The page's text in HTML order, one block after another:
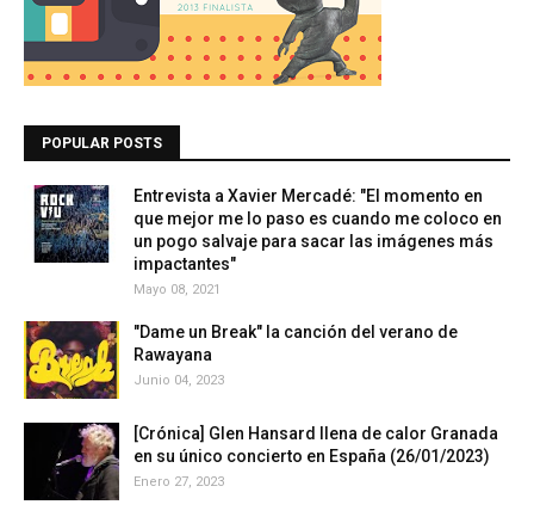
POPULAR POSTS
Entrevista a Xavier Mercadé: "El momento en
que mejor me lo paso es cuando me coloco en
un pogo salvaje para sacar las imágenes más
impactantes"
Mayo 08, 2021
"Dame un Break" la canción del verano de
Rawayana
Junio 04, 2023
[Crónica] Glen Hansard llena de calor Granada
en su único concierto en España (26/01/2023)
Enero 27, 2023